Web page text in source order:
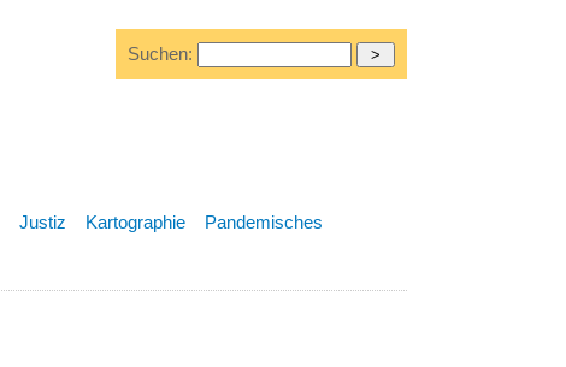
Suchen:
Justiz Kartographie
Pandemisches